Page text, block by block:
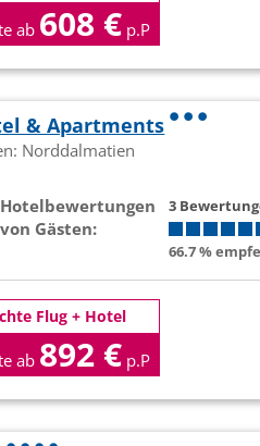
ab 608 € p.P
& Apartments
Norddalmatien
Hotelbewertungen
von Gästen:
3
66.7 %
Flug + Hotel
ab 892 € p.P